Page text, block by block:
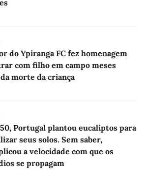
do Ypiranga FC fez homenagem
com filho em campo meses
morte da criança
Portugal plantou eucaliptos para
seus solos. Sem saber,
a velocidade com que os
se propagam